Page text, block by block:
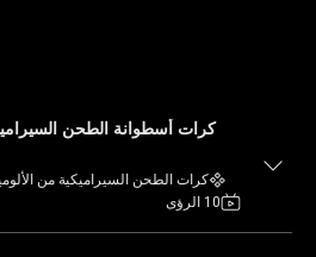
كرات الطحن السيراميكية من
10 الرؤى